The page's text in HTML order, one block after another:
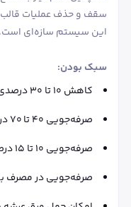
سقف و حذف عملیات
این سیستم سازه‌ای است.
سبک بودن:
کاهش ۱۰ تا ۳۰ درصدی از بار مرده سقف؛
صرفه‌جویی ۴۰ تا ۷۰ درصدی در مصرف فولاد سازه‌های فلزی؛
صرفه‌جویی ۱۰ تا ۱۵ درصدی در مصرف میلگرد سقف؛
صرفه‌جویی در مصرف